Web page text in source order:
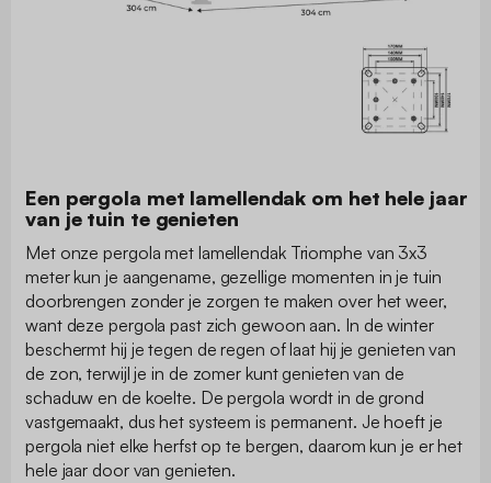
Een pergola met lamellendak om het hele jaar
van je tuin te genieten
Met onze pergola met lamellendak Triomphe van 3x3
meter kun je aangename, gezellige momenten in je tuin
doorbrengen zonder je zorgen te maken over het weer,
want deze pergola past zich gewoon aan. In de winter
beschermt hij je tegen de regen of laat hij je genieten van
de zon, terwijl je in de zomer kunt genieten van de
schaduw en de koelte. De pergola wordt in de grond
vastgemaakt, dus het systeem is permanent. Je hoeft je
pergola niet elke herfst op te bergen, daarom kun je er het
hele jaar door van genieten.